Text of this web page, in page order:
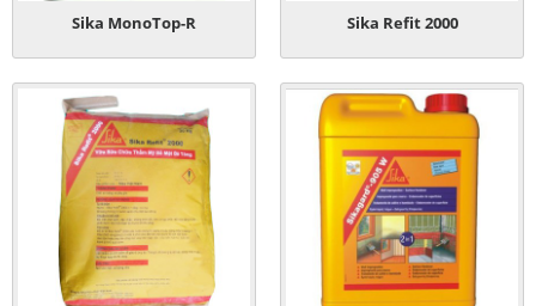
Sika MonoTop-R Sika Refit 2000